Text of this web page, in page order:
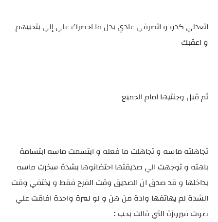
اتعدلي كدو و اتصرفي عادي بدل ما احصرك علي إلي بتحبيهم
و اعقبك
ثم قبل وجنتيها امام الجميع
تجاهلته ماسه و تجاهلت ما فعله و ابتسمت ماسه ابتسامة
باهته و توجهت الي صديقتها احتضانوها بشدة سخرت ماسه
بداخلها و قد صدق ان الصديق وقت الفرح فقط و يختفي وقت
الشدة لم يهاتفها وادة من هن و لو لمرة واحدة افاقت علي
صوت فيروزة التي قالت بحب :